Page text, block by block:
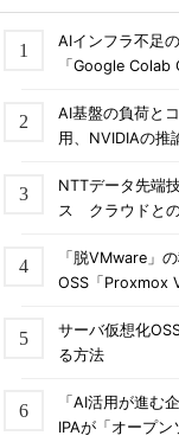
AIインフラ不足
「Google Colab
AI基盤の負荷と
用、NVIDIAの推
NTTデータ先端
ス クラウドと
「脱VMware」
OSS「Proxmox
サーバ仮想化
る方法
「AI活用が進む
IPAが「オープ